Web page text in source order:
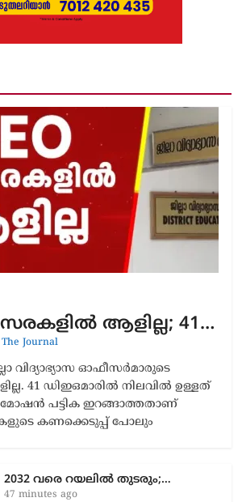
ആളില്ല; 41…
The Journal
വിദ്യാഭ്യാസ ഓഫീസര്‍മാരുടെ
41 ഡിഇഒമാരില്‍ നിലവില്‍ ഉള്ളത്
പട്ടിക ഇറങ്ങാത്തതാണ്
കണക്കെടുപ്പ് പോലും
2032 വരെ റയലിൽ തുടരും;…
47 minutes ago